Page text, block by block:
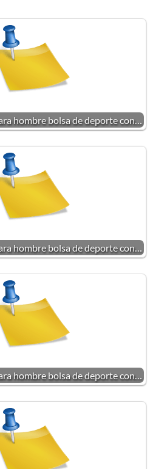
hombre bolsa de deporte con…
hombre bolsa de deporte con…
hombre bolsa de deporte con…